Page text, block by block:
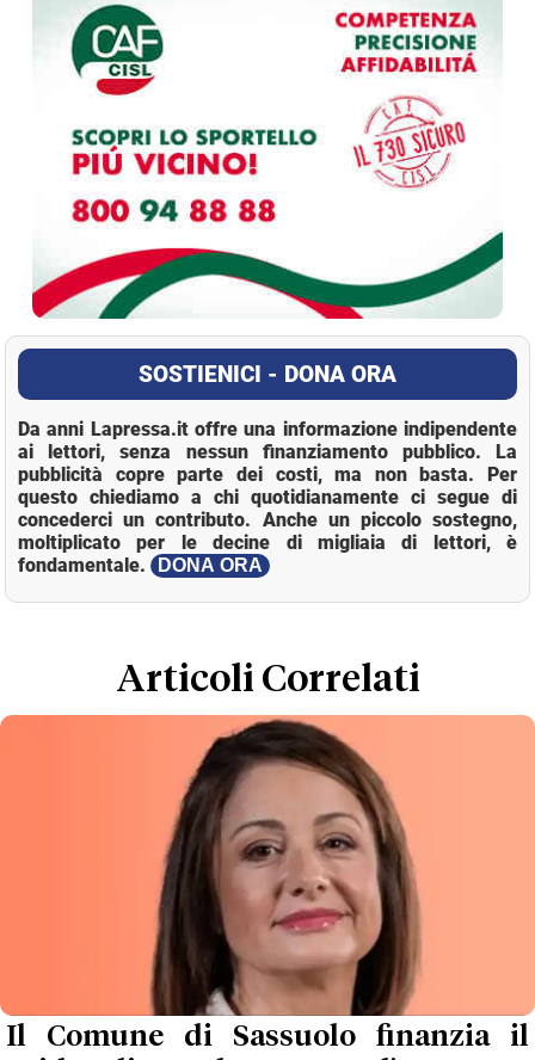
SOSTIENICI - DONA ORA
Da anni Lapressa.it offre una informazione indipendente
ai lettori, senza nessun finanziamento pubblico. La
pubblicità copre parte dei costi, ma non basta. Per
questo chiediamo a chi quotidianamente ci segue di
concederci un contributo. Anche un piccolo sostegno,
moltiplicato per le decine di migliaia di lettori, è
fondamentale.
DONA ORA
Articoli Correlati
Il Comune di Sassuolo finanzia il